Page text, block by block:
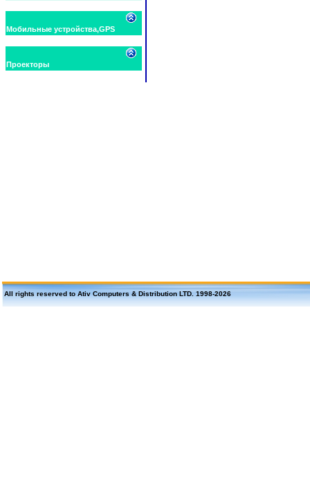
Мобильные устройства,GPS
Проекторы
All rights reserved to Ativ Computers & Distribution LTD. 1998-2026